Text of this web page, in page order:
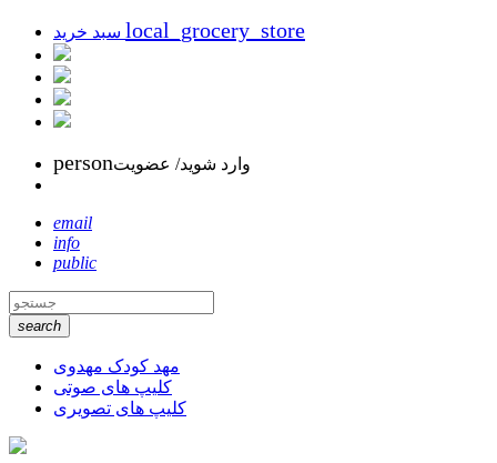
local_grocery_store
personوارد شوید/ عضویت
email
info
public
search
مهد کودک مهدوی
کلیپ های صوتی
کلیپ های تصویری